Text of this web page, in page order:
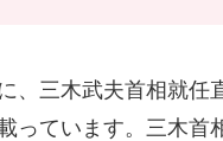
、三木武夫首相就
っています。三木